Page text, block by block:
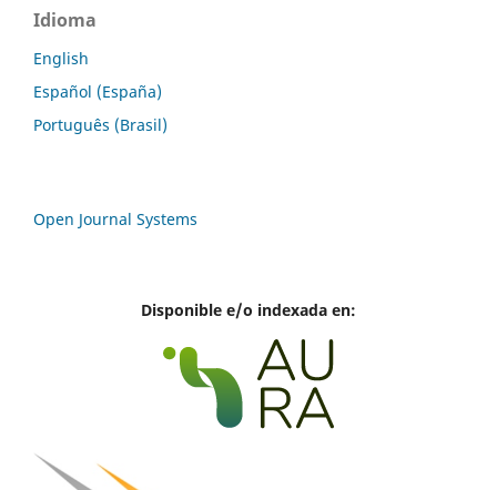
Idioma
English
Español (España)
Português (Brasil)
Open Journal Systems
Disponible e/o indexada en: